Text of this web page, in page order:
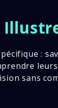
:
sans